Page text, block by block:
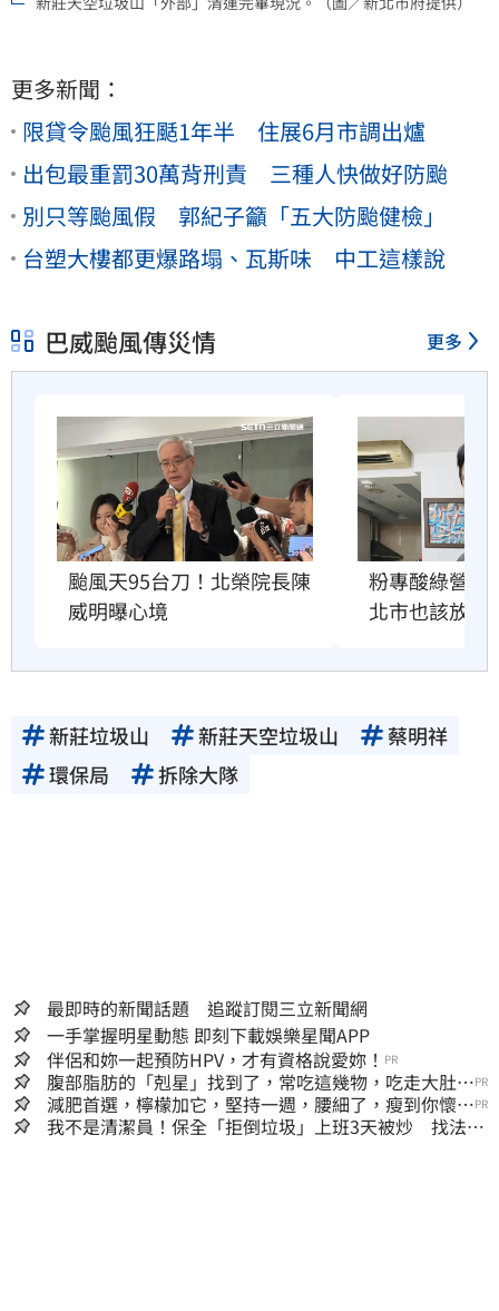
更多新聞：
限貸令颱風狂颳1年半 住展6月市調出爐
出包最重罰30萬背刑責 三種人快做好防颱
別只等颱風假 郭紀子籲「五大防颱健檢」
台塑大樓都更爆路塌、瓦斯味 中工這樣說
巴威颱風傳災情 更多
颱風天95台刀！北榮院長陳
威明曝心境
粉專酸綠營颱
北市也該放4天
新莊垃圾山 新莊天空垃圾山
蔡明祥
環保局
拆除大隊
最即時的新聞話題 追蹤訂閱三立新聞網
一手掌握明星動態 即刻下載娛樂星聞APP
伴侶和妳一起預防HPV，才有資格說愛妳！ PR
腹部脂肪的「剋星」找到了，常吃這幾物，吃走大肚
囊，瘦出小蠻腰
PR
減肥首選，檸檬加它，堅持一週，腰細了，瘦到你懷疑
人生
PR
我不是清潔員！保全「拒倒垃圾」上班3天被炒 找法院